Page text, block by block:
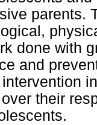
parents.
done with
and
their